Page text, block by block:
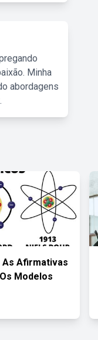
Minha
abordagens
As Afirmativas
Modelos